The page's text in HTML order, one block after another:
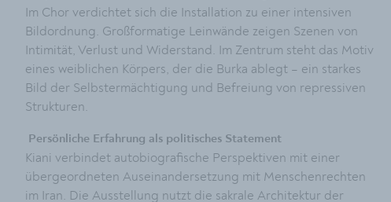
Im Chor verdichtet sich die Installation zu einer intensiven
Bildordnung. Großformatige Leinwände zeigen Szenen von
Intimität, Verlust und Widerstand. Im Zentrum steht das Motiv
eines weiblichen Körpers, der die Burka ablegt – ein starkes
Bild der Selbstermächtigung und Befreiung von repressiven
Strukturen.
Persönliche Erfahrung als politisches Statement
Kiani verbindet autobiografische Perspektiven mit einer
übergeordneten Auseinandersetzung mit Menschenrechten
im Iran. Die Ausstellung nutzt die sakrale Architektur der